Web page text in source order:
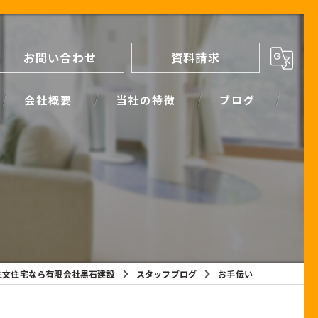
お問い合わせ 資料請求
会社概要 当社の特徴
間取り
断熱
ブログ
スタッフブログ
住宅なら有限会社黒石建設 スタッフブログ お手伝い